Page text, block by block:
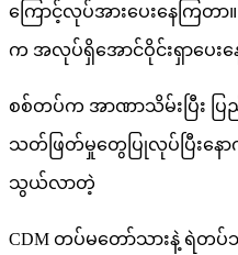
ကြောင့်လုပ်အားပေးနေကြ
က အလုပ်ရှိအောင်ဝိုင်းရှာပေးန
စစ်တပ်က အာဏာသိမ်းပြီး
သတ်ဖြတ်မှုတွေပြုလုပ်ပြီး
သွယ်လာတဲ့
CDM တပ်မတော်သားနဲ့ ရဲတပ်